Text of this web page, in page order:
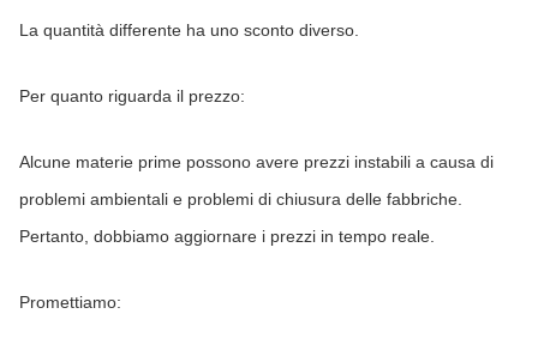
La quantità differente ha uno sconto diverso.
Per quanto riguarda il prezzo:
Alcune materie prime possono avere prezzi instabili a causa di
problemi ambientali e problemi di chiusura delle fabbriche.
Pertanto, dobbiamo aggiornare i prezzi in tempo reale.
Promettiamo: